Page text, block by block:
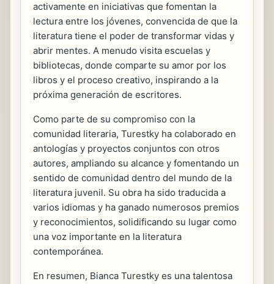
activamente en iniciativas que fomentan la
lectura entre los jóvenes, convencida de que la
literatura tiene el poder de transformar vidas y
abrir mentes. A menudo visita escuelas y
bibliotecas, donde comparte su amor por los
libros y el proceso creativo, inspirando a la
próxima generación de escritores.
Como parte de su compromiso con la
comunidad literaria, Turestky ha colaborado en
antologías y proyectos conjuntos con otros
autores, ampliando su alcance y fomentando un
sentido de comunidad dentro del mundo de la
literatura juvenil. Su obra ha sido traducida a
varios idiomas y ha ganado numerosos premios
y reconocimientos, solidificando su lugar como
una voz importante en la literatura
contemporánea.
En resumen, Bianca Turestky es una talentosa